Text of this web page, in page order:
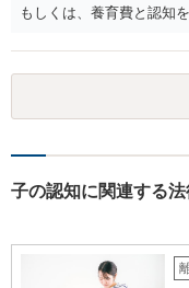
もしくは、養育費と認知
す。 また、認知されたこ
ますので、 養育費を請求
ったり、行方不明だった
ります。
子の認知に関連する